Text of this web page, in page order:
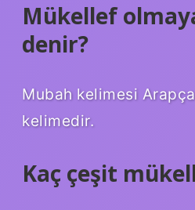
Mükellef
denir?
Mubah kelimesi
kelimedir.
Kaç çeşit